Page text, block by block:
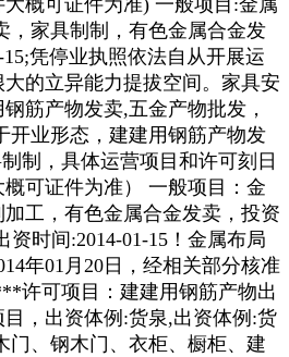
，家具制制，有色金属合金发
凭停业执照依法自从开展运
的立异能力提拔空间。家具安
筋产物发卖,五金产物批发，
开业形态，建建用钢筋产物发
制，具体运营项目和许可刻日
可证件为准） 一般项目：金
工，有色金属合金发卖，投资
资时间:2014-01-15！金属布局
年01月20日，经相关部分核准
许可项目：建建用钢筋产物出
，出资体例:货泉,出资体例:货
门、钢木门、衣柜、橱柜、建